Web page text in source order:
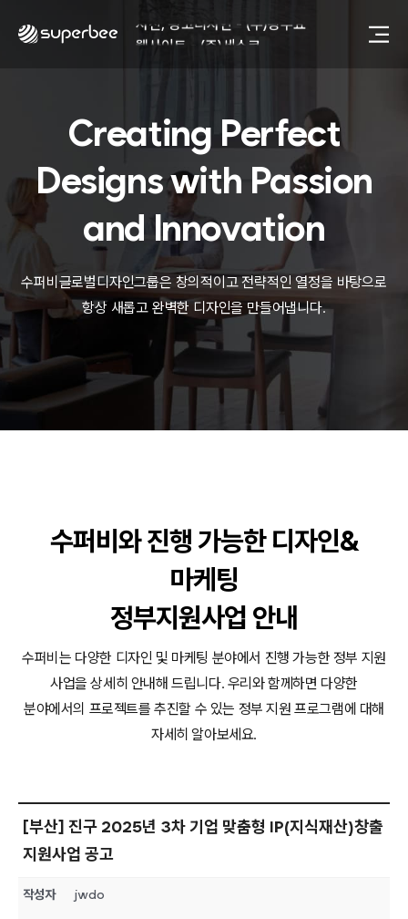
웹사이트 - (주)세스코
동영상, 카탈로그 - 피자마루
웹사이트 - 백조씽크
사진, 광고디자인 - 중외제약
패키지, 디자인 - 고려은단
동영상 - (주)듀오백
동영상 - ㈜고피자
동영상 - 모모스커피㈜
동영상 - 삼양홀딩스
동영상 - 킷캣
사진, 광고디자인 - (주)화요
사진, 광고디자인 - (주)광주요
웹사이트 - (주)세스코
제품디자인 - 삼성전자㈜
동영상, CI - 카피어랜드㈜
동영상, 홈페이지 - (주)분독
동영상 - (주)듀오백
동영상 - 모모스커피㈜
동영상 - 삼양홀딩스
동영상 - 킷캣
Creating Perfect
Designs with Passion
and Innovation
수퍼비글로벌디자인그룹은 창의적이고 전략적인 열정을 바탕으로
항상 새롭고 완벽한 디자인을 만들어냅니다.
수퍼비와 진행 가능한 디자인&
마케팅
정부지원사업 안내
수퍼비는 다양한 디자인 및 마케팅 분야에서 진행 가능한 정부 지원
사업을 상세히 안내해 드립니다. 우리와 함께하면 다양한
분야에서의 프로젝트를 추진할 수 있는 정부 지원 프로그램에 대해
자세히 알아보세요.
[부산] 진구 2025년 3차 기업 맞춤형 IP(지식재산)창출
지원사업 공고
작성자 jwdo